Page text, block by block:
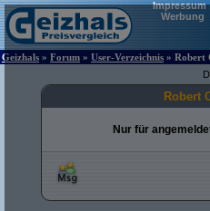
Impressum
Werbung
Geizhals » Forum » User-Verzeichnis » Robert
Robert
Nur für